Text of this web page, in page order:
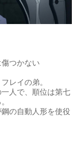
つかない
レイの弟。
人で、順位は第七
の自動人形を使役